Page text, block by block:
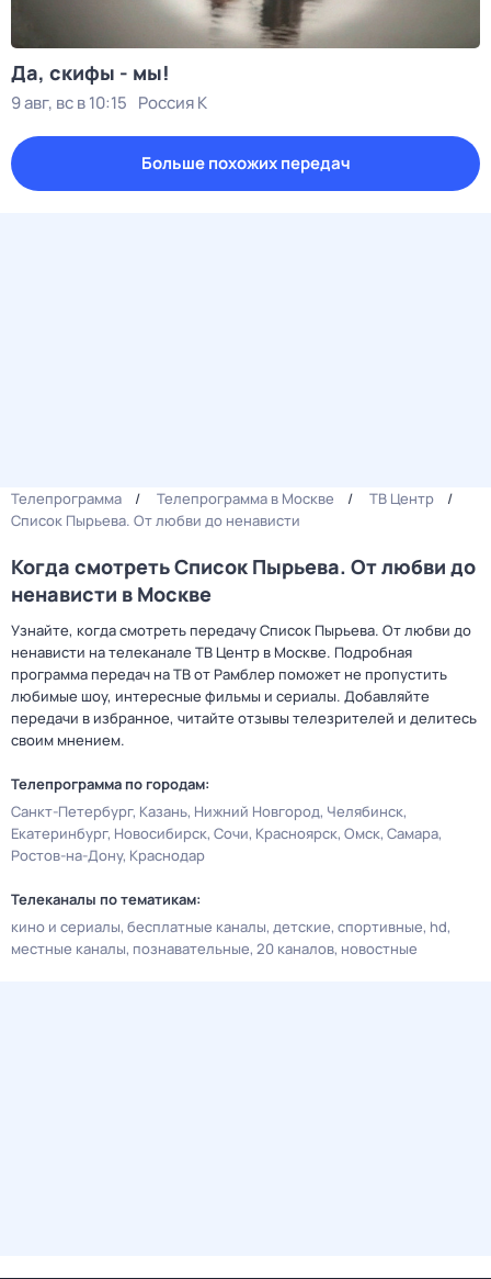
Да, скифы - мы!
9 авг, вс в 10:15 Россия К
Больше похожих передач
Телепрограмма Телепрограмма в Москве
ТВ Центр
Список Пырьева. От любви до ненависти
Когда смотреть Список Пырьева. От любви до
ненависти в Москве
Узнайте, когда смотреть передачу Список Пырьева. От любви до
ненависти на телеканале ТВ Центр в Москве. Подробная
программа передач на ТВ от Рамблер поможет не пропустить
любимые шоу, интересные фильмы и сериалы. Добавляйте
передачи в избранное, читайте отзывы телезрителей и делитесь
своим мнением.
Телепрограмма по городам:
Санкт-Петербург Казань Нижний Новгород Челябинск
Екатеринбург Новосибирск Сочи Красноярск Омск Самара
Ростов-на-Дону Краснодар
Телеканалы по тематикам:
кино и сериалы бесплатные каналы детские спортивные hd
местные каналы познавательные 20 каналов новостные